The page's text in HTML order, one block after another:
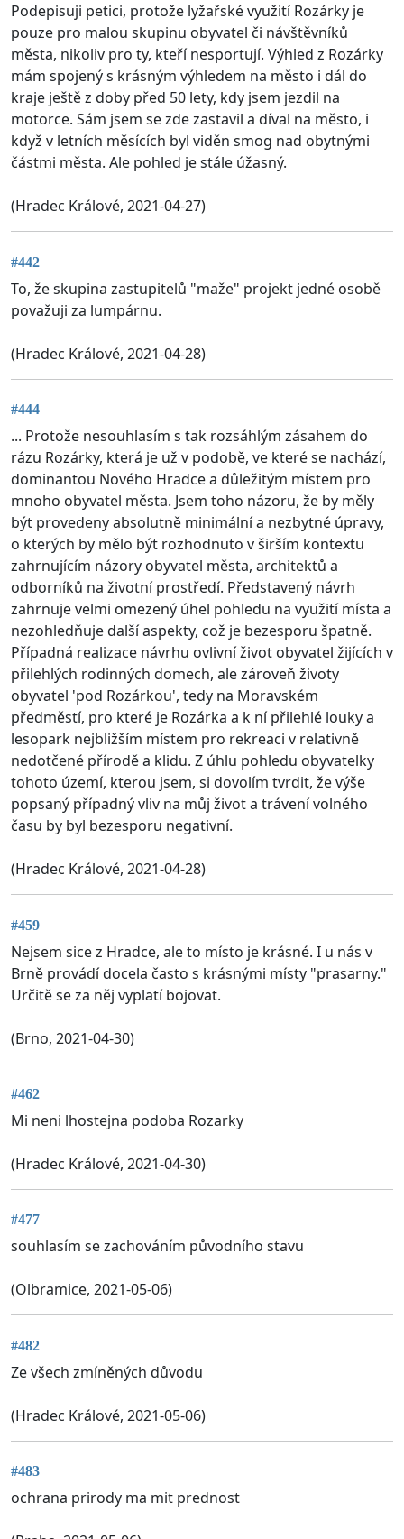
Podepisuji petici, protože lyžařské využití Rozárky je
pouze pro malou skupinu obyvatel či návštěvníků
města, nikoliv pro ty, kteří nesportují. Výhled z Rozárky
mám spojený s krásným výhledem na město i dál do
kraje ještě z doby před 50 lety, kdy jsem jezdil na
motorce. Sám jsem se zde zastavil a díval na město, i
když v letních měsících byl viděn smog nad obytnými
částmi města. Ale pohled je stále úžasný.
(Hradec Králové, 2021-04-27)
#442
To, že skupina zastupitelů "maže" projekt jedné osobě
považuji za lumpárnu.
(Hradec Králové, 2021-04-28)
#444
... Protože nesouhlasím s tak rozsáhlým zásahem do
rázu Rozárky, která je už v podobě, ve které se nachází,
dominantou Nového Hradce a důležitým místem pro
mnoho obyvatel města. Jsem toho názoru, že by měly
být provedeny absolutně minimální a nezbytné úpravy,
o kterých by mělo být rozhodnuto v širším kontextu
zahrnujícím názory obyvatel města, architektů a
odborníků na životní prostředí. Představený návrh
zahrnuje velmi omezený úhel pohledu na využití místa a
nezohledňuje další aspekty, což je bezesporu špatně.
Případná realizace návrhu ovlivní život obyvatel žijících v
přilehlých rodinných domech, ale zároveň životy
obyvatel 'pod Rozárkou', tedy na Moravském
předměstí, pro které je Rozárka a k ní přilehlé louky a
lesopark nejbližším místem pro rekreaci v relativně
nedotčené přírodě a klidu. Z úhlu pohledu obyvatelky
tohoto území, kterou jsem, si dovolím tvrdit, že výše
popsaný případný vliv na můj život a trávení volného
času by byl bezesporu negativní.
(Hradec Králové, 2021-04-28)
#459
Nejsem sice z Hradce, ale to místo je krásné. I u nás v
Brně provádí docela často s krásnými místy "prasarny."
Určitě se za něj vyplatí bojovat.
(Brno, 2021-04-30)
#462
Mi neni lhostejna podoba Rozarky
(Hradec Králové, 2021-04-30)
#477
souhlasím se zachováním původního stavu
(Olbramice, 2021-05-06)
#482
Ze všech zmíněných důvodu
(Hradec Králové, 2021-05-06)
#483
ochrana prirody ma mit prednost